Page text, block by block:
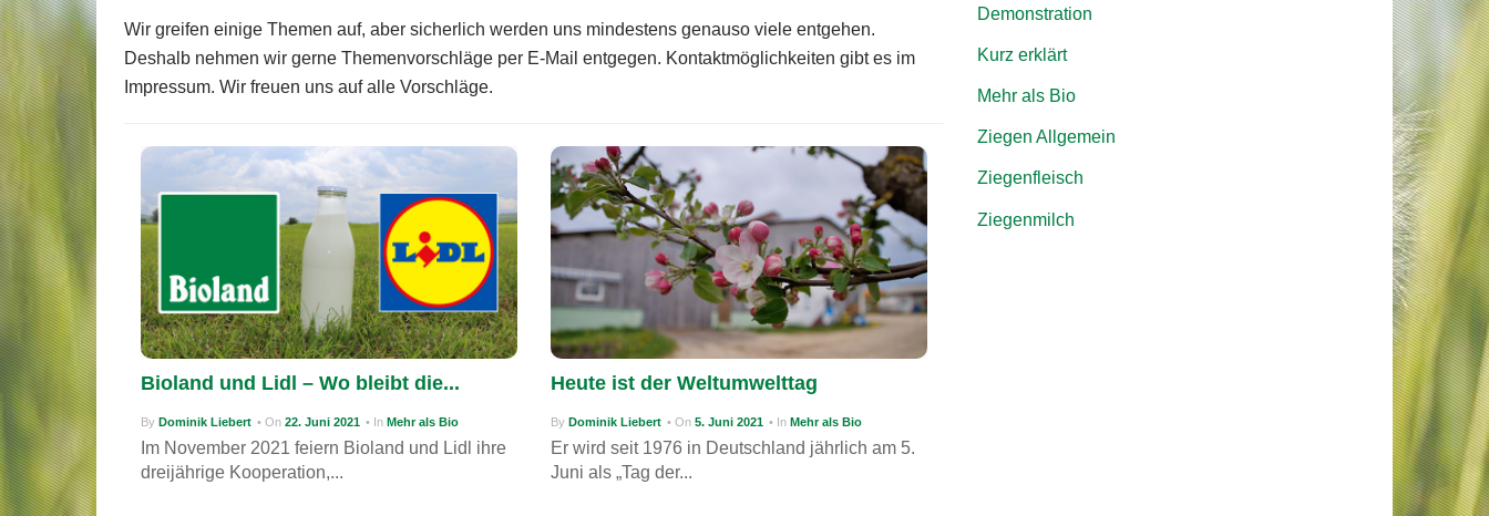
Wir greifen einige Themen auf, aber sicherlich werden uns mindestens genauso viele entgehen.
Deshalb nehmen wir gerne Themenvorschläge per E-Mail entgegen. Kontaktmöglichkeiten gibt es im
Impressum. Wir freuen uns auf alle Vorschläge.
Bioland und Lidl – Wo bleibt die...
By Dominik Liebert • On 22. Juni 2021 • In Mehr als Bio
Im November 2021 feiern Bioland und Lidl ihre
dreijährige Kooperation,...
Heute ist der Weltumwelttag
By Dominik Liebert • On 5. Juni 2021 • In Mehr als Bio
Er wird seit 1976 in Deutschland jährlich am 5.
Juni als „Tag der...
Posts
navigation
Demonstration
Kurz erklärt
Mehr als Bio
Ziegen Allgemein
Ziegenfleisch
Ziegenmilch